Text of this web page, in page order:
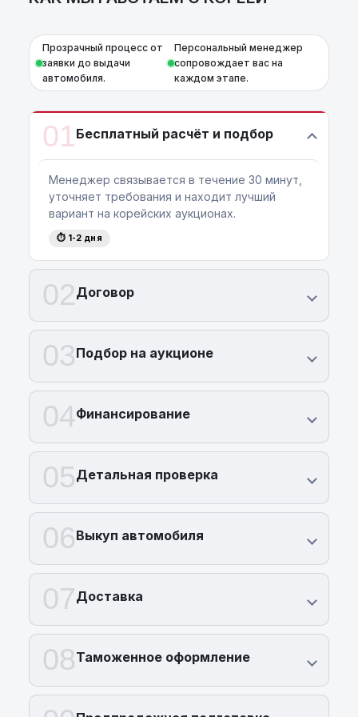
Прозрачный процесс от
заявки до выдачи
автомобиля.
Персональный менеджер
сопровождает вас на
каждом этапе.
01Бесплатный расчёт и подбор
Менеджер связывается в течение 30 минут,
уточняет требования и находит лучший
вариант на корейских аукционах.
⏱ 1-2 дня
02Договор
03Подбор на аукционе
04Финансирование
05Детальная проверка
06Выкуп автомобиля
07Доставка
08Таможенное оформление